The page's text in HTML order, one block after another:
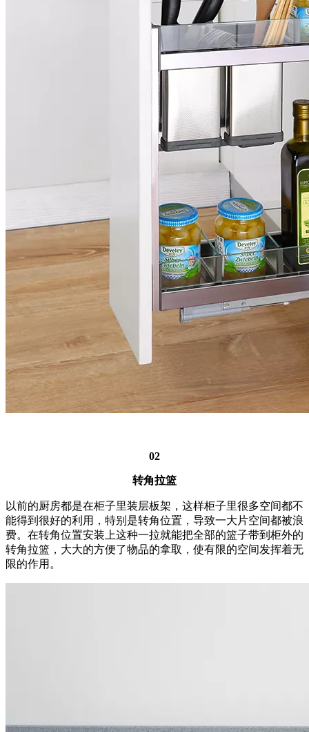
02
转角拉篮
以前的厨房都是在柜子里装层板架，这样柜子里很多空间都不
能得到很好的利用，特别是转角位置，导致一大片空间都被浪
费。在转角位置安装上这种一拉就能把全部的篮子带到柜外的
转角拉篮，大大的方便了物品的拿取，使有限的空间发挥着无
限的作用。